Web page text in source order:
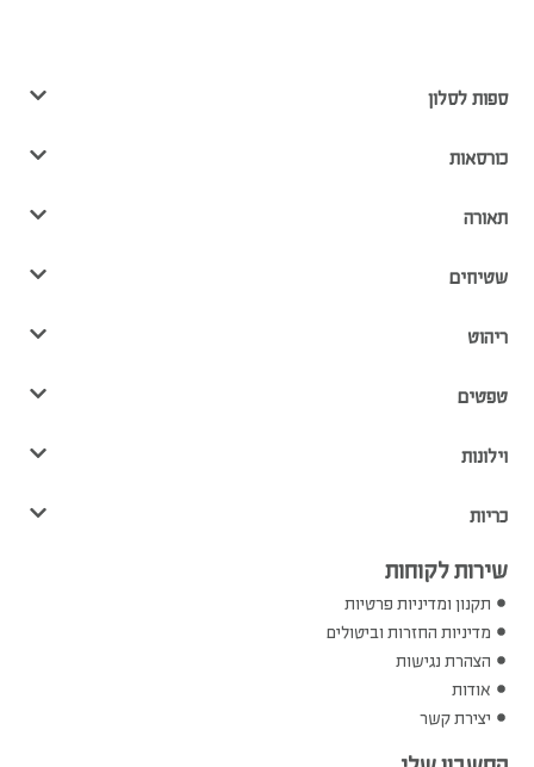
ספות לסלון
כורסאות
תאורה
שטיחים
ריהוט
טפטים
וילונות
כריות
שירות לקוחות
תקנון ומדיניות פרטיות
מדיניות החזרות וביטולים
הצהרת נגישות
אודות
יצירת קשר